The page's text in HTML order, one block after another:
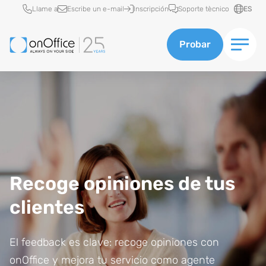
Acceso rápido
Llame a Escribe un e-mail Inscripción Soporte tècnico ES
Probar
Recoge opiniones de tus
clientes
El feedback es clave: recoge opiniones con
onOffice y mejora tu servicio como agente